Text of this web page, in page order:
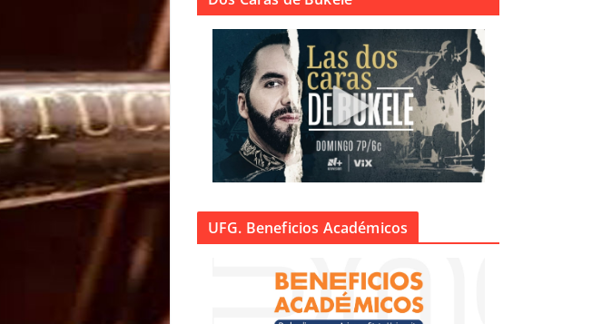
UFG. Beneficios Académicos